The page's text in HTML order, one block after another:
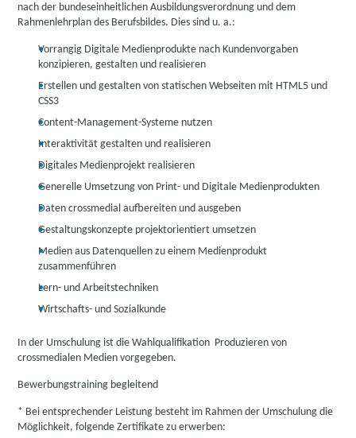
nach der bundeseinheitlichen Ausbildungsverordnung und dem
Rahmenlehrplan des Berufsbildes. Dies sind u. a.:
Vorrangig Digitale Medienprodukte nach Kundenvorgaben
konzipieren, gestalten und realisieren
Erstellen und gestalten von statischen Webseiten mit HTML5 und
CSS3
Content-Management-Systeme nutzen
Interaktivität gestalten und realisieren
Digitales Medienprojekt realisieren
Generelle Umsetzung von Print- und Digitale Medienprodukten
Daten crossmedial aufbereiten und ausgeben
Gestaltungskonzepte projektorientiert umsetzen
Medien aus Datenquellen zu einem Medienprodukt
zusammenführen
Lern- und Arbeitstechniken
Wirtschafts- und Sozialkunde
In der Umschulung ist die Wahlqualifikation Produzieren von
crossmedialen Medien vorgegeben.
Bewerbungstraining begleitend
* Bei entsprechender Leistung besteht im Rahmen der Umschulung die
Möglichkeit, folgende Zertifikate zu erwerben: